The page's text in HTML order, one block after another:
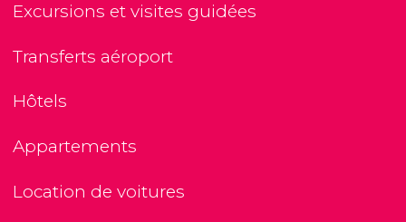
Excursions et visites guidées
Transferts aéroport
Hôtels
Appartements
Location de voitures